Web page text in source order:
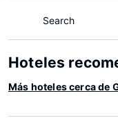
Search
Hoteles
Más hoteles cerca de